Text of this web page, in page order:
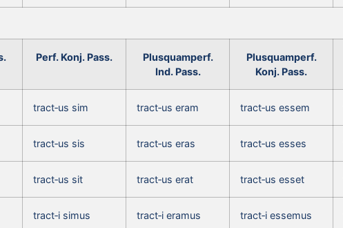
Perf. Konj. Pass.
Plusquamperf.
Ind. Pass.
Plusquamperf.
Konj. Pass.
tract‑us sim tract‑us eram tract‑us essem
tract‑us sis tract‑us eras tract‑us esses
tract‑us sit tract‑us erat tract‑us esset
tract‑i simus tract‑i eramus tract‑i essemus